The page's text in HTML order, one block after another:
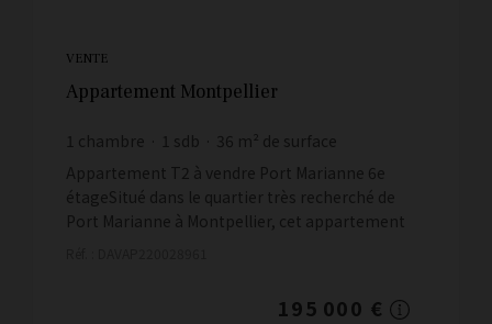
VENTE
Appartement Montpellier
1 chambre 1 sdb 36 m² de surface
5 416,67 € prix / m²
Appartement T2 à vendre Port Marianne 6e
étageSitué dans le quartier très recherché de
Port Marianne à Montpellier, cet appartement
195 000 €